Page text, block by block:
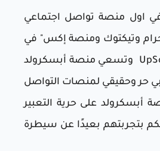
اول منصة تواصل اجتماعي
وتيكتوك ومنصة إكس" في
تطبيق واحد UpScrolled وتسعي منصة أبسكرولد
حر وحقيقي لمنصات التواصل
أبسكرولد على حرية التعبير
بتجربتهم بعيدًا عن سيطرة